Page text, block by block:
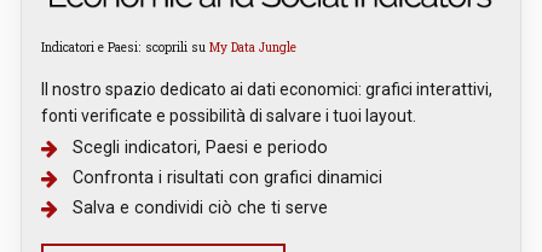
Indicatori e Paesi: scoprili su My Data Jungle
Il nostro spazio dedicato ai dati economici: grafici interattivi,
fonti verificate e possibilità di salvare i tuoi layout.
Scegli indicatori, Paesi e periodo
Confronta i risultati con grafici dinamici
Salva e condividi ciò che ti serve